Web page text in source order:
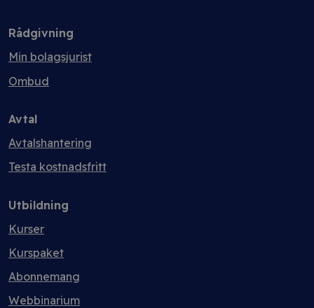
Rådgivning
Min bolagsjurist
Ombud
Avtal
Avtalshantering
Testa kostnadsfritt
Utbildning
Kurser
Kurspaket
Abonnemang
Webbinarium